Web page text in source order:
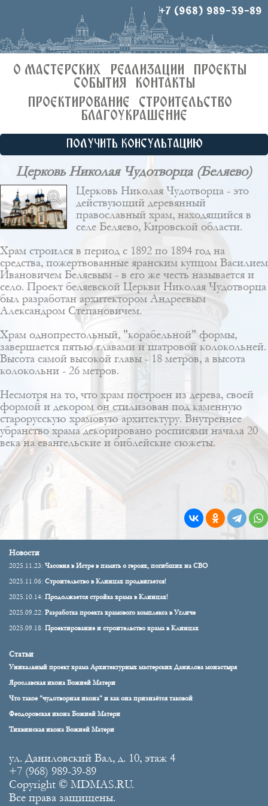
+7 (968) 989-39-89
О МАСТЕРСКИХ РЕАЛИЗАЦИИ
ПРОЕКТЫ
СОБЫТИЯ
КОНТАКТЫ
ПРОЕКТИРОВАНИЕ
СТРОИТЕЛЬСТВО
БЛАГОУКРАШЕНИЕ
ПОЛУЧИТЬ КОНСУЛЬТАЦИЮ
Церковь Николая Чудотворца (Беляево)
Церковь Николая Чудотворца - это
действующий деревянный
православный храм, находящийся в
селе Беляево, Кировской области.
Храм строился в период с 1892 по 1894 год на
средства, пожертвованные яранским купцом Василием
Ивановичем Беляевым - в его же честь называется и
село. Проект беляевской Церкви Николая Чудотворца
был разработан архитектором Андреевым
Александром Степановичем.
Храм однопрестольный, "корабельной" формы,
завершается пятью главами и шатровой колокольней.
Высота самой высокой главы - 18 метров, а высота
колокольни - 26 метров.
Несмотря на то, что храм построен из дерева, своей
формой и декором он стилизован под каменную
старорусскую храмовую архитектуру. Внутреннее
убранство храма декорировано росписями начала 20
века на евангельские и библейские сюжеты.
Новости
2025.11.23: Часовня в Истре в память о героях, погибших на СВО
2025.11.06: Строительство в Клинцах продвигается!
2025.10.14: Продолжается стройка храма в Клинцах!
2025.09.22: Разработка проекта храмового комплекса в Угличе
2025.09.18: Проектирование и строительство храма в Клинцах
Статьи
Уникальный проект храма Архитектурных мастерских Данилова монастыря
Ярославская икона Божией Матери
Что такое "чудотворная икона" и как она признаётся таковой
Феодоровская икона Божией Матери
Тихвинская икона Божией Матери
ул. Даниловский Вал, д. 10, этаж 4
+7 (968) 989-39-89
Copyright © MDMAS.RU.
Все права защищены.